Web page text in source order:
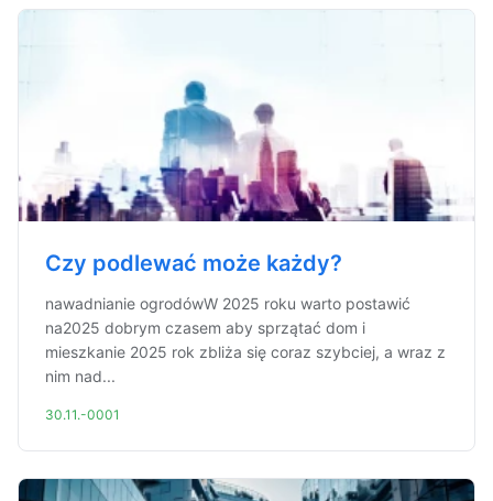
Czy podlewać może każdy?
nawadnianie ogrodówW 2025 roku warto postawić
na2025 dobrym czasem aby sprzątać dom i
mieszkanie 2025 rok zbliża się coraz szybciej, a wraz z
nim nad...
30.11.-0001